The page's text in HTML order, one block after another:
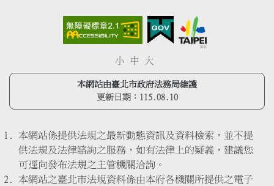
小 中 大
本網站由臺北市政府法務局維護
更新日期： 115.08.10
本網站係提供法規之最新動態資訊及資料檢索，並不提
供法規及法律諮詢之服務，如有法律上的疑義，建議您
可逕向發布法規之主管機關洽詢。
本網站之臺北市法規資料係由本府各機關所提供之電子